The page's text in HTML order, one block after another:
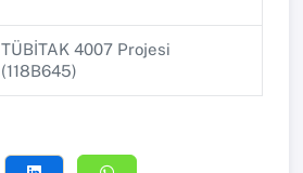
TÜBİTAK 4007 Projesi
(118B645)